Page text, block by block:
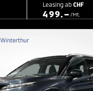
Leasing ab CHF
499.– /Mt.